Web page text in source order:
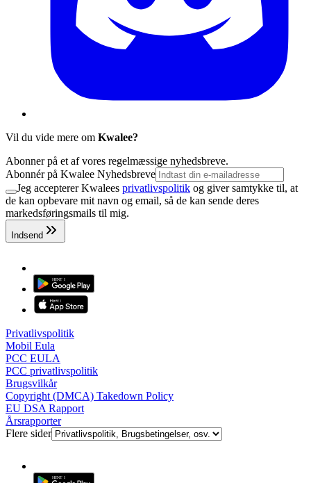
Vil du vide mere om Kwalee?
Abonner på et af vores regelmæssige nyhedsbreve.
Abonnér på Kwalee Nyhedsbreve
Jeg accepterer Kwalees privatlivspolitik og giver samtykke til, at
de kan opbevare mit navn og email, så de kan sende deres
markedsføringsmails til mig.
Indsend
Privatlivspolitik
Mobil Eula
PCC EULA
PCC privatlivspolitik
Brugsvilkår
Copyright (DMCA) Takedown Policy
EU DSA Rapport
Årsrapporter
Flere sider